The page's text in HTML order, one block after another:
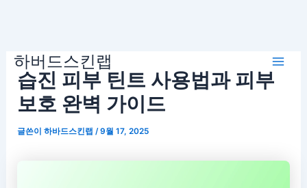
하버드스킨랩
습진 피부 틴트 사용법과 피부
보호 완벽 가이드
글쓴이하바드스킨랩/9월 17, 2025